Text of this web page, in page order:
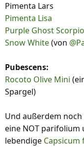
Pimenta Lars
Pimenta Lisa
Purple Ghost
Snow White(von
Pubescens:
Rocoto Olive Mini
Spargel)
Und außerdem
eine NOT parifolium
lebendige Capsicum